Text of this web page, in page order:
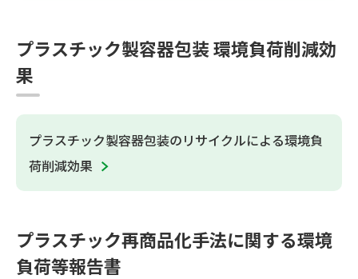
プラスチック製容器包装 環境負荷削減効
果
プラスチック製容器包装のリサイクルによる環境負
荷削減効果
プラスチック再商品化手法に関する環境
負荷等報告書